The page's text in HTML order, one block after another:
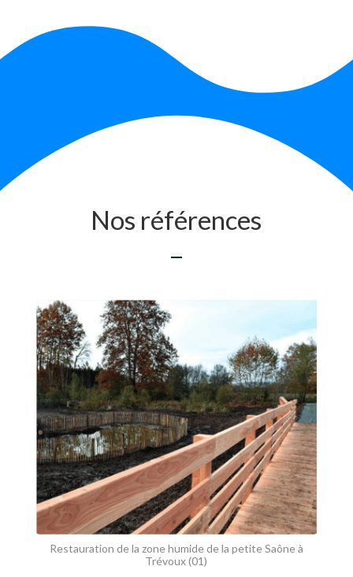
Nos références
Restauration de la zone humide de la petite Saône à
Trévoux (01)